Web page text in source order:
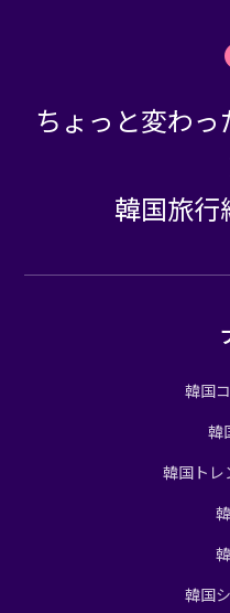
ちょっと変わ
韓国旅行
韓国
韓
韓国トレ
韓国